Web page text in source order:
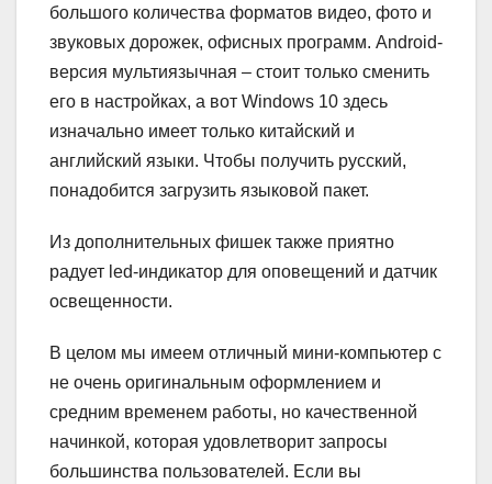
большого количества форматов видео, фото и
звуковых дорожек, офисных программ. Android-
версия мультиязычная – стоит только сменить
его в настройках, а вот Windows 10 здесь
изначально имеет только китайский и
английский языки. Чтобы получить русский,
понадобится загрузить языковой пакет.
Из дополнительных фишек также приятно
радует led-индикатор для оповещений и датчик
освещенности.
В целом мы имеем отличный мини-компьютер с
не очень оригинальным оформлением и
средним временем работы, но качественной
начинкой, которая удовлетворит запросы
большинства пользователей. Если вы